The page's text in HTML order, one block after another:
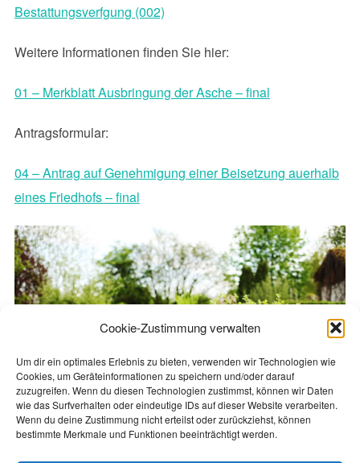
Cookie-Zustimmung verwalten
Um dir ein optimales Erlebnis zu bieten, verwenden wir Technologien wie
Cookies, um Geräteinformationen zu speichern und/oder darauf
zuzugreifen. Wenn du diesen Technologien zustimmst, können wir Daten
wie das Surfverhalten oder eindeutige IDs auf dieser Website verarbeiten.
Wenn du deine Zustimmung nicht erteilst oder zurückziehst, können
bestimmte Merkmale und Funktionen beeinträchtigt werden.
Bestattungsverfgung (002)
Weitere Informationen finden Sie hier:
01 – Merkblatt Ausbringung der Asche – final
Antragsformular:
04 – Antrag auf Genehmigung einer Beisetzung auerhalb
eines Friedhofs – final